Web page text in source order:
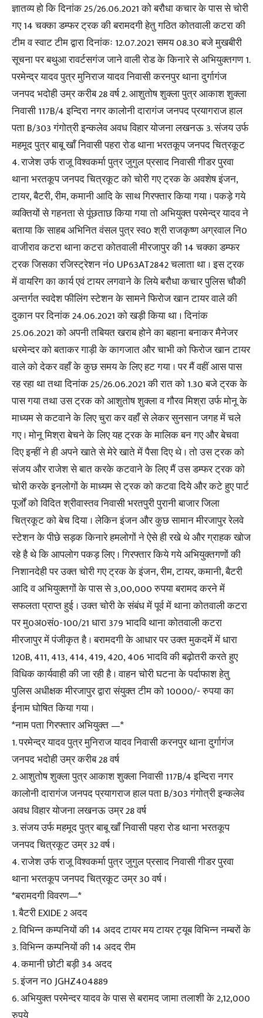
ज्ञातव्य हो कि दिनांक 25/26.06.2021 को बरौधा कचार के पास से चोरी
गए 14 चक्का डम्फर ट्रक की बरामदगी हेतु गठित कोतवाली कटरा की
टीम व स्वाट टीम द्वारा दिनांकः 12.07.2021 समय 08.30 बजे मुखबीरी
सूचना पर बथुआ रावर्टसगंज जाने वाली रोड के किनारे से अभियुक्तगण 1.
परमेन्द्र यादव पुत्र मुनिराज यादव निवासी करनपुर थाना दुर्गागंज
जनपद भदोही उम्र करीब 28 वर्ष 2. आशुतोष शुक्ला पुत्र आकाश शुक्ला
निवासी 117B/4 इन्दिरा नगर कालोनी दारागंज जनपद प्रयागराज हाल
पता B/303 गंगोत्री इन्कलेव अवध विहार योजना लखनऊ 3. संजय उर्फ
महमूद पुत्र बाबू खाँ निवासी पहरा रोड थाना भरतकूप जनपद चित्रकूट
4. राजेश उर्फ राजू विश्वकर्मा पुत्र जुगुल प्रसाद निवासी गीडर पुरवा
थाना भरतकूप जनपद चित्रकूट को चोरी गए ट्रक के अवशेष इंजन,
टायर, बैटरी, रीम, कमानी आदि के साथ गिरफ्तार किया गया । पकड़े गये
व्यक्तियों से गहनता से पूंछताछ किया गया तो अभियुक्त परमेन्द्र यादव ने
बताया कि साहब अभिनित वंसल पुत्र स्व0 श्री राजकृष्ण अग्रवाल नि0
वाजीराव कटरा थाना कटरा कोतवाली मीरजापुर की 14 चक्का डम्फर
ट्रक जिसका रजिस्ट्रेशन नं0 UP63AT2842 चलाता था । इस ट्रक
में वायरिग का कार्य एवं टायर लगवाने के लिये बरौधा कचार पुलिस चौकी
अन्तर्गत स्वदेश फीलिंग स्टेशन के सामने फिरोज खान टायर वाले की
दुकान पर दिनांक 24.06.2021 को खड़ी किया था । दिनांक
25.06.2021 को अपनी तबियत खराब होने का बहाना बनाकर मैनेजर
धरमेन्दर को बताकर गाड़ी के कागजात और चाभी को फिरोज खान टायर
वाले को देकर वहाँ के कुछ समय के लिए हट गया । पर मैं वहीं आस पास
रह रहा था तथा दिनांक 25/26.06.2021 की रात को 1.30 बजे ट्रक के
पास गया तथा उस ट्रक को आशुतोष शुक्ला व गौरव मिश्रा उर्फ मोनू के
माध्यम से कटवाने के लिए चुरा कर वहाँ से लेकर सुनसान जगह में चले
गए । मोनू मिश्रा बेचने के लिए यह ट्रक के मालिक बन गए और बेचवा
दिए इन्हीं ने ही अपने खाते से मेरे खाते में पैसा दिए थे । तो उस ट्रक को
संजय और राजेश से बात करके कटवाने के लिए मैं उस डम्फर ट्रक को
चोरी करके इनलोगों के माध्यम से ट्रक को कटवा दिये और कटे हुए पार्ट
पूर्जों को विदित श्रीवास्तव निवासी भरतपुरी पुरानी बाजार जिला
चित्रकूट को बेच दिया । लेकिन इंजन और कुछ सामान मीरजापुर रेलवे
स्टेशन के पीछे सड़क किनारे हमलोगों ने ऐसे ही रखे थे और ग्राहक खोज
रहे है थे कि आपलोग पकड़ लिए । गिरफ्तार किये गये अभियुक्तगणों की
निशानदेही पर उक्त चोरी गए ट्रक के इंजन, रीम, टायर, कमानी, बैटरी
आदि व अभियुक्तगों के पास से 3,00,000 रुपया बरामद करने में
सफलता प्राप्त हुई । उक्त चोरी के संबंध में पूर्व में थाना कोतवाली कटरा
पर मु0अ0सं0-100/21 धारा 379 भादवि थाना कोतवाली कटरा
मीरजापुर में पंजीकृत है । बरामदगी के आधार पर उक्त मुकदमें में धारा
120B, 411, 413, 414, 419, 420, 406 भादवि की बढ़ोतरी करते हुए
विधिक कार्यवाही की जा रही है । वाहन चोरी घटना के पर्दाफाश हेतु
पुलिस अधीक्षक मीरजापुर द्वारा संयुक्त टीम को 10000/- रुपया का
ईनाम घोषित किया गया ।
*नाम पता गिरफ्तार अभियुक्त —*
1. परमेन्द्र यादव पुत्र मुनिराज यादव निवासी करनपुर थाना दुर्गागंज
जनपद भदोही उम्र करीब 28 वर्ष
2. आशुतोष शुक्ला पुत्र आकाश शुक्ला निवासी 117B/4 इन्दिरा नगर
कालोनी दारागंज जनपद प्रयागराज हाल पता B/303 गंगोत्री इन्कलेव
अवध विहार योजना लखनऊ उम्र 28 वर्ष
3. संजय उर्फ महमूद पुत्र बाबू खाँ निवासी पहरा रोड थाना भरतकूप
जनपद चित्रकूट उम्र 32 वर्ष ।
4. राजेश उर्फ राजू विश्वकर्मा पुत्र जुगुल प्रसाद निवासी गीडर पुरवा
थाना भरतकूप जनपद चित्रकूट उम्र 30 वर्ष ।
*बरामदगी विवरण—*
1. बैटरी EXIDE 2 अदद
2. विभिन्न कम्पनियों की 14 अदद टायर मय टायर ट्यूब विभिन्न नम्बरों के
3. विभिन्न कम्पनियों की 14 अदद रीम
4. कमानी छोटी बड़ी 34 अदद
5. इंजन न0 JGHZ404889
6. अभियुक्त परमेन्दर यादव के पास से बरामद जामा तलाशी के 2,12,000